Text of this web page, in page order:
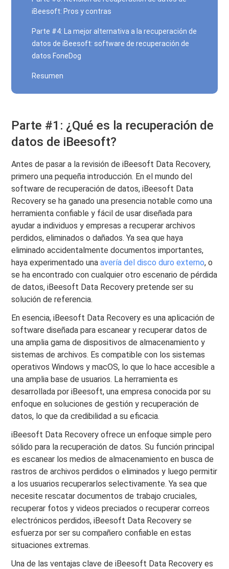
iBeesoft: Pros y contras
Parte #4: La mejor alternativa a la recuperación de
datos de iBeesoft: software de recuperación de
datos FoneDog
Resumen
Parte #1: ¿Qué es la recuperación de
datos de iBeesoft?
Antes de pasar a la revisión de iBeesoft Data Recovery,
primero una pequeña introducción. En el mundo del
software de recuperación de datos, iBeesoft Data
Recovery se ha ganado una presencia notable como una
herramienta confiable y fácil de usar diseñada para
ayudar a individuos y empresas a recuperar archivos
perdidos, eliminados o dañados. Ya sea que haya
eliminado accidentalmente documentos importantes,
haya experimentado unaavería del disco duro externo, o
se ha encontrado con cualquier otro escenario de pérdida
de datos, iBeesoft Data Recovery pretende ser su
solución de referencia.
En esencia, iBeesoft Data Recovery es una aplicación de
software diseñada para escanear y recuperar datos de
una amplia gama de dispositivos de almacenamiento y
sistemas de archivos. Es compatible con los sistemas
operativos Windows y macOS, lo que lo hace accesible a
una amplia base de usuarios. La herramienta es
desarrollada por iBeesoft, una empresa conocida por su
enfoque en soluciones de gestión y recuperación de
datos, lo que da credibilidad a su eficacia.
iBeesoft Data Recovery ofrece un enfoque simple pero
sólido para la recuperación de datos. Su función principal
es escanear los medios de almacenamiento en busca de
rastros de archivos perdidos o eliminados y luego permitir
a los usuarios recuperarlos selectivamente. Ya sea que
necesite rescatar documentos de trabajo cruciales,
recuperar fotos y videos preciados o recuperar correos
electrónicos perdidos, iBeesoft Data Recovery se
esfuerza por ser su compañero confiable en estas
situaciones extremas.
Una de las ventajas clave de iBeesoft Data Recovery es